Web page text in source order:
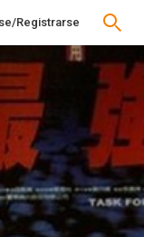
Registrarse